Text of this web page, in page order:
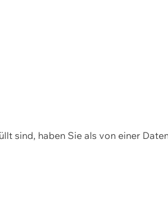
sind, haben Sie als von einer